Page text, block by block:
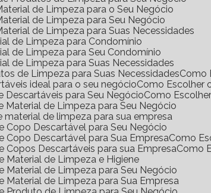
de Limpeza para o Seu Negócio
de Limpeza para Seu Negócio
de Limpeza para Suas Necessidades
de Limpeza para Condomínio
de Limpeza para Seu Condomínio
de Limpeza para Suas Necessidades
de Limpeza para Suas Necessidades
ideal para o seu negócio
Como
Descartáveis para Seu Negócio
Como
Material de Limpeza para Seu Negócio
material de limpeza para sua empresa
Copo Descartável para Seu Negócio
Copo Descartável para Sua Empresa
Como
Copos Descartáveis para sua Empresa
Material de Limpeza e Higiene
Material de Limpeza para Seu Negócio
Material de Limpeza para Sua Empresa